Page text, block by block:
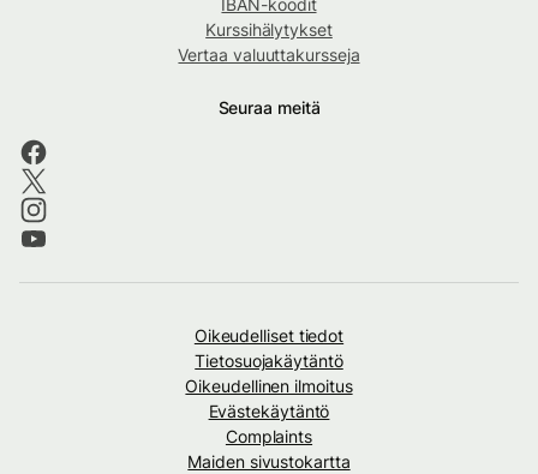
Kurssihälytykset
Vertaa valuuttakursseja
Seuraa meitä
Oikeudelliset tiedot
Tietosuojakäytäntö
Oikeudellinen ilmoitus
Evästekäytäntö
Complaints
Maiden sivustokartta